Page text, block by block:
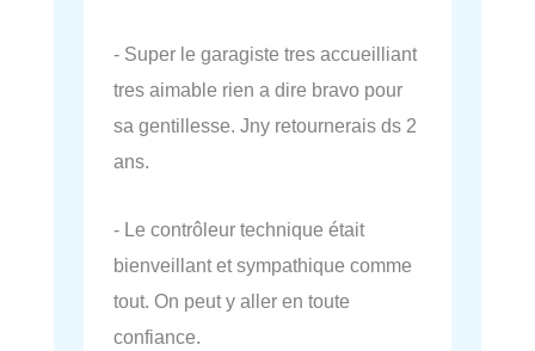
- Super le garagiste tres accueilliant
tres aimable rien a dire bravo pour
sa gentillesse. Jny retournerais ds 2
ans.
- Le contrôleur technique était
bienveillant et sympathique comme
tout. On peut y aller en toute
confiance.